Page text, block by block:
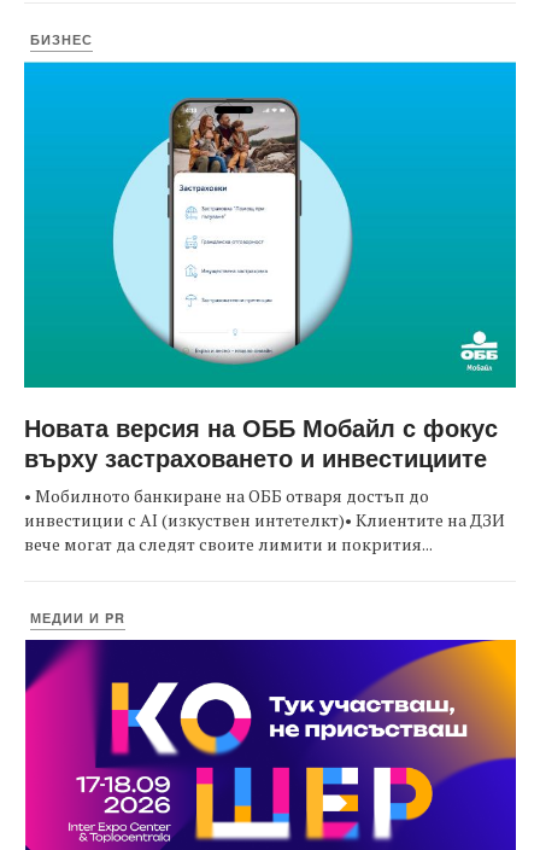
БИЗНЕС
Новата версия на ОББ Мобайл с фокус
върху застраховането и инвестициите
• Мобилното банкиране на ОББ отваря достъп до
инвестиции с AI (изкуствен интетелкт)• Клиентите на ДЗИ
вече могат да следят своите лимити и покрития...
МЕДИИ И PR